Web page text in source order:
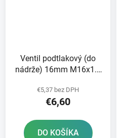
Ventil podtlakový (do
nádrže) 16mm M16x1.5
€5,37 bez DPH
€6,60
DO KOŠÍKA